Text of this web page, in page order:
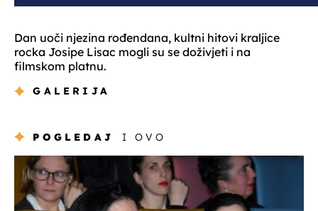
Dan uoči njezina rođendana, kultni hitovi kraljice
rocka Josipe Lisac mogli su se doživjeti i na
filmskom platnu.
GALERIJA
POGLEDAJ I OVO